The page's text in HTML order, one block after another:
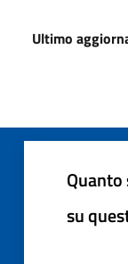
Ultimo
su